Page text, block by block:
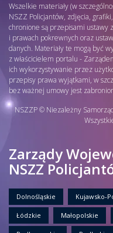
Wszelkie materiały (w
NSZZ Policjantów, zdjęcia,
chronione są przepisami ustawy
i prawach pokrewnych oraz
danych. Materiały te mogą być
z właścicielem portalu -
ich wykorzystywanie przez
przepisy prawa wyjątkami, w
bez ważnej umowy jest
NSZZP © Niezależny
Zarządy
NSZZ
Dolnośląskie Kujawsko-
Łódzkie Małopolskie